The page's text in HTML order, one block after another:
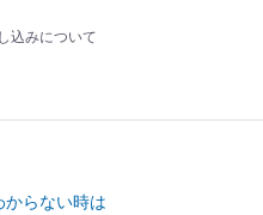
込みについて
らない時は